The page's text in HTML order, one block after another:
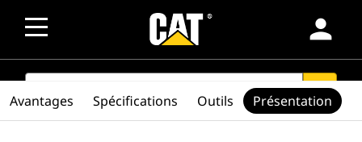
person
SEARCH search
Avantages Spécifications Outils Présentation